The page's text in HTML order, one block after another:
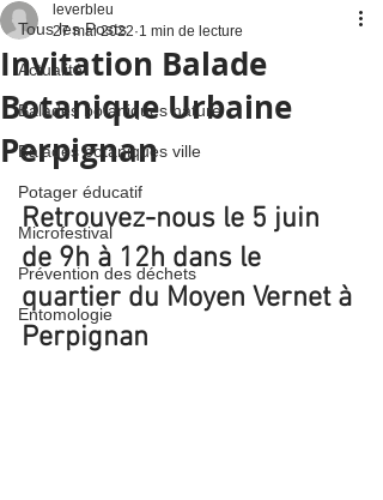
Tous les Posts
Actualité
Balades botaniques nature
Balades botaniques ville
Potager éducatif
Microfestival
Prévention des déchets
Entomologie
Invitation Balade
Botanique Urbaine
Perpignan
leverbleu
27 mai 2022 1 min de lecture
Retrouvez-nous le 5 juin
de 9h à 12h dans le
quartier du Moyen Vernet à
Perpignan